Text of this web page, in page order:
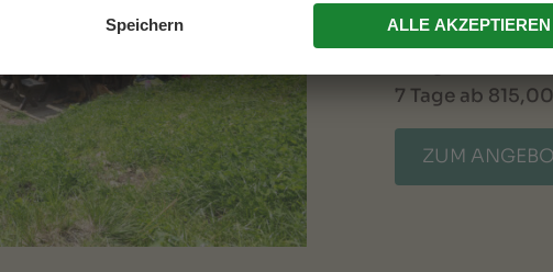
4 Tage ab 472,00
7 Tage ab
ZUM